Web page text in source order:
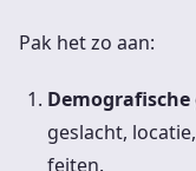
Pak het zo aan:
Demografische
geslacht,
feiten.